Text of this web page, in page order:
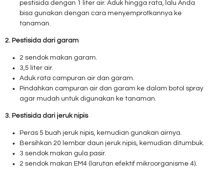
pestisida dengan 1 liter air. Aduk hingga rata, lalu Anda
bisa gunakan dengan cara menyemprotkannya ke
tanaman.
2. Pestisida dari garam
2 sendok makan garam.
3,5 liter air.
Aduk rata campuran air dan garam.
Pindahkan campuran air dan garam ke dalam botol spray
agar mudah untuk digunakan ke tanaman.
3. Pestisida dari jeruk nipis
Peras 5 buah jeruk nipis, kemudian gunakan airnya.
Bersihkan 20 lembar daun jeruk nipis, kemudian ditumbuk.
3 sendok makan gula pasir.
2 sendok makan EM4 (larutan efektif mikroorganisme 4).